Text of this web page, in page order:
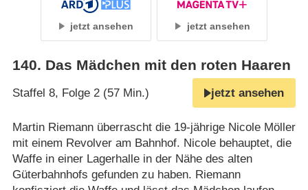
jetzt ansehen jetzt ansehen
140. Das Mädchen mit den roten Haaren
Staffel 8, Folge 2 (57 Min.) jetzt ansehen
Martin Riemann überrascht die 19-jährige Nicole Möller
mit einem Revolver am Bahnhof. Nicole behauptet, die
Waffe in einer Lagerhalle in der Nähe des alten
Güterbahnhofs gefunden zu haben. Riemann